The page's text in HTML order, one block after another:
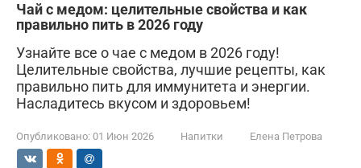
Чай с медом: целительные свойства и как
правильно пить в 2026 году
Узнайте все о чае с медом в 2026 году!
Целительные свойства, лучшие рецепты, как
правильно пить для иммунитета и энергии.
Насладитесь вкусом и здоровьем!
Опубликовано: 01 Июн 2026 Напитки Елена Петрова